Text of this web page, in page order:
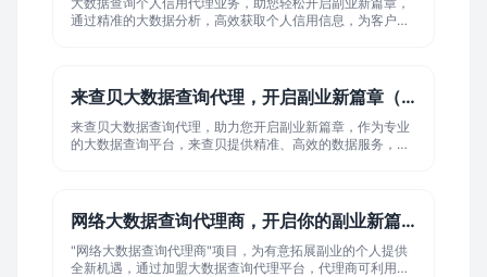
通过精准的大数据分析，高效获取个人信用信息，为客户提
来查贝大数据查询代理，开启副业新篇章（来...
来查贝大数据查询代理，助力您开启副业新篇章，作为专业
的大数据查询平台，来查贝提供精准、高效的数据服务，满
副业之路，助您事业更上一层楼。
网络大数据查询代理商，开启你的副业新篇章...
"网络大数据查询代理商"项目，为有意拓展副业的个人提供
全新机遇，通过加盟大数据查询代理平台，代理商可利用先